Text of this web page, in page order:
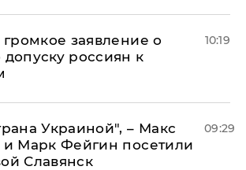
заявление о
россиян к
10:19
Украиной", – Макс
и Марк Фейгин посетили
Славянск
09:29